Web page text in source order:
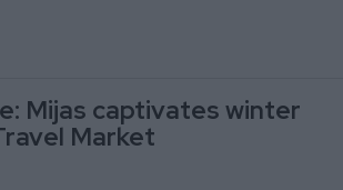
Mijas captivates winter
Market